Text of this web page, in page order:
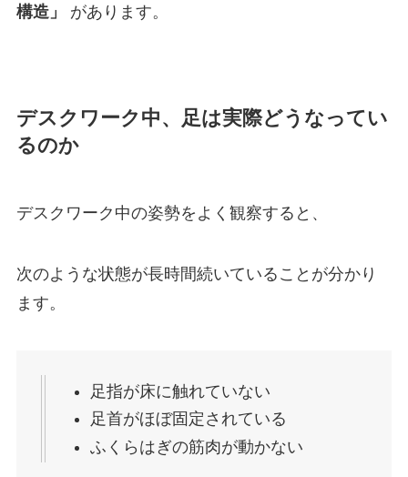
構造」
があります。
デスクワーク中、足は実際どうなってい
るのか
デスクワーク中の姿勢をよく観察すると、
次のような状態が長時間続いていることが分かり
ます。
足指が床に触れていない
足首がほぼ固定されている
ふくらはぎの筋肉が動かない